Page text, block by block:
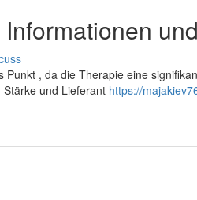
, da die Therapie eine
und Lieferant https://